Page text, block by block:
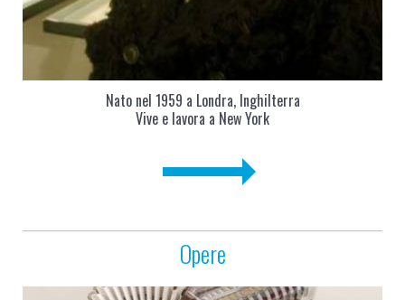
Nato nel 1959 a Londra, Inghilterra
Vive e lavora a New York
Opere